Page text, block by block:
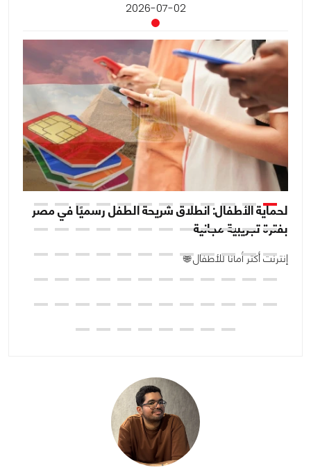
2026-07-02
لحماية الأطفال: انطلاق شريحة الطفل رسميًا في مصر
بفترة تجريبية مجانية
إنترنت أكثر أمانًا للأطفال 🌐